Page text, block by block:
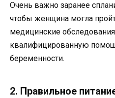
Очень важно заранее
чтобы женщина могла
медицинские
квалифицированную
беременности.
2. Правильное